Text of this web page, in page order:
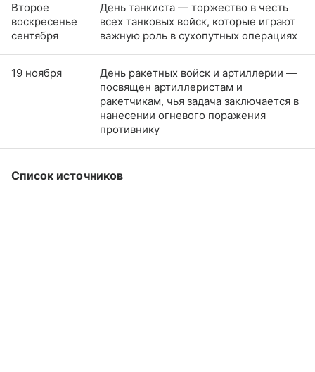
Второе
воскресенье
сентября
День танкиста — торжество в честь
всех танковых войск, которые играют
важную роль в сухопутных операциях
19 ноября
День ракетных войск и артиллерии —
посвящен артиллеристам и
ракетчикам, чья задача заключается в
нанесении огневого поражения
противнику
Список источников